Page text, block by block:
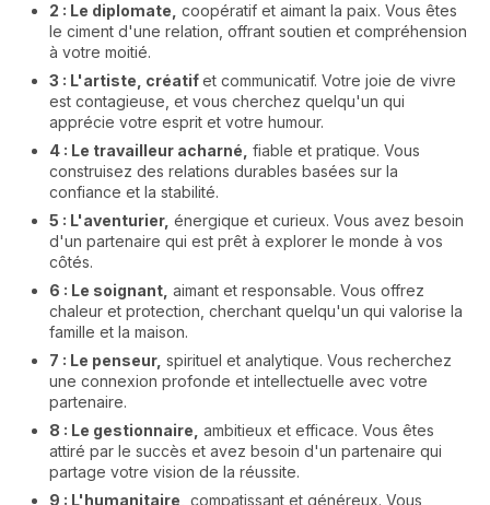
2 : Le diplomate, coopératif et aimant la paix. Vous êtes
le ciment d'une relation, offrant soutien et compréhension
à votre moitié.
3 : L'artiste, créatifet communicatif. Votre joie de vivre
est contagieuse, et vous cherchez quelqu'un qui
apprécie votre esprit et votre humour.
4 : Le travailleur acharné, fiable et pratique. Vous
construisez des relations durables basées sur la
confiance et la stabilité.
5 : L'aventurier, énergique et curieux. Vous avez besoin
d'un partenaire qui est prêt à explorer le monde à vos
côtés.
6 : Le soignant, aimant et responsable. Vous offrez
chaleur et protection, cherchant quelqu'un qui valorise la
famille et la maison.
7 : Le penseur, spirituel et analytique. Vous recherchez
une connexion profonde et intellectuelle avec votre
partenaire.
8 : Le gestionnaire, ambitieux et efficace. Vous êtes
attiré par le succès et avez besoin d'un partenaire qui
partage votre vision de la réussite.
9 : L'humanitaire, compatissant et généreux. Vous